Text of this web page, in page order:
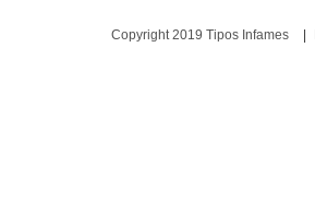
Copyright 2019 Tipos Infames